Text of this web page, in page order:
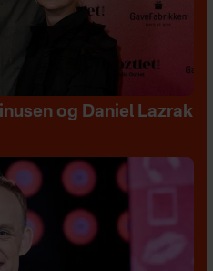
og Daniel Lazrak